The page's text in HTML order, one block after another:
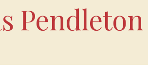
Pendleton